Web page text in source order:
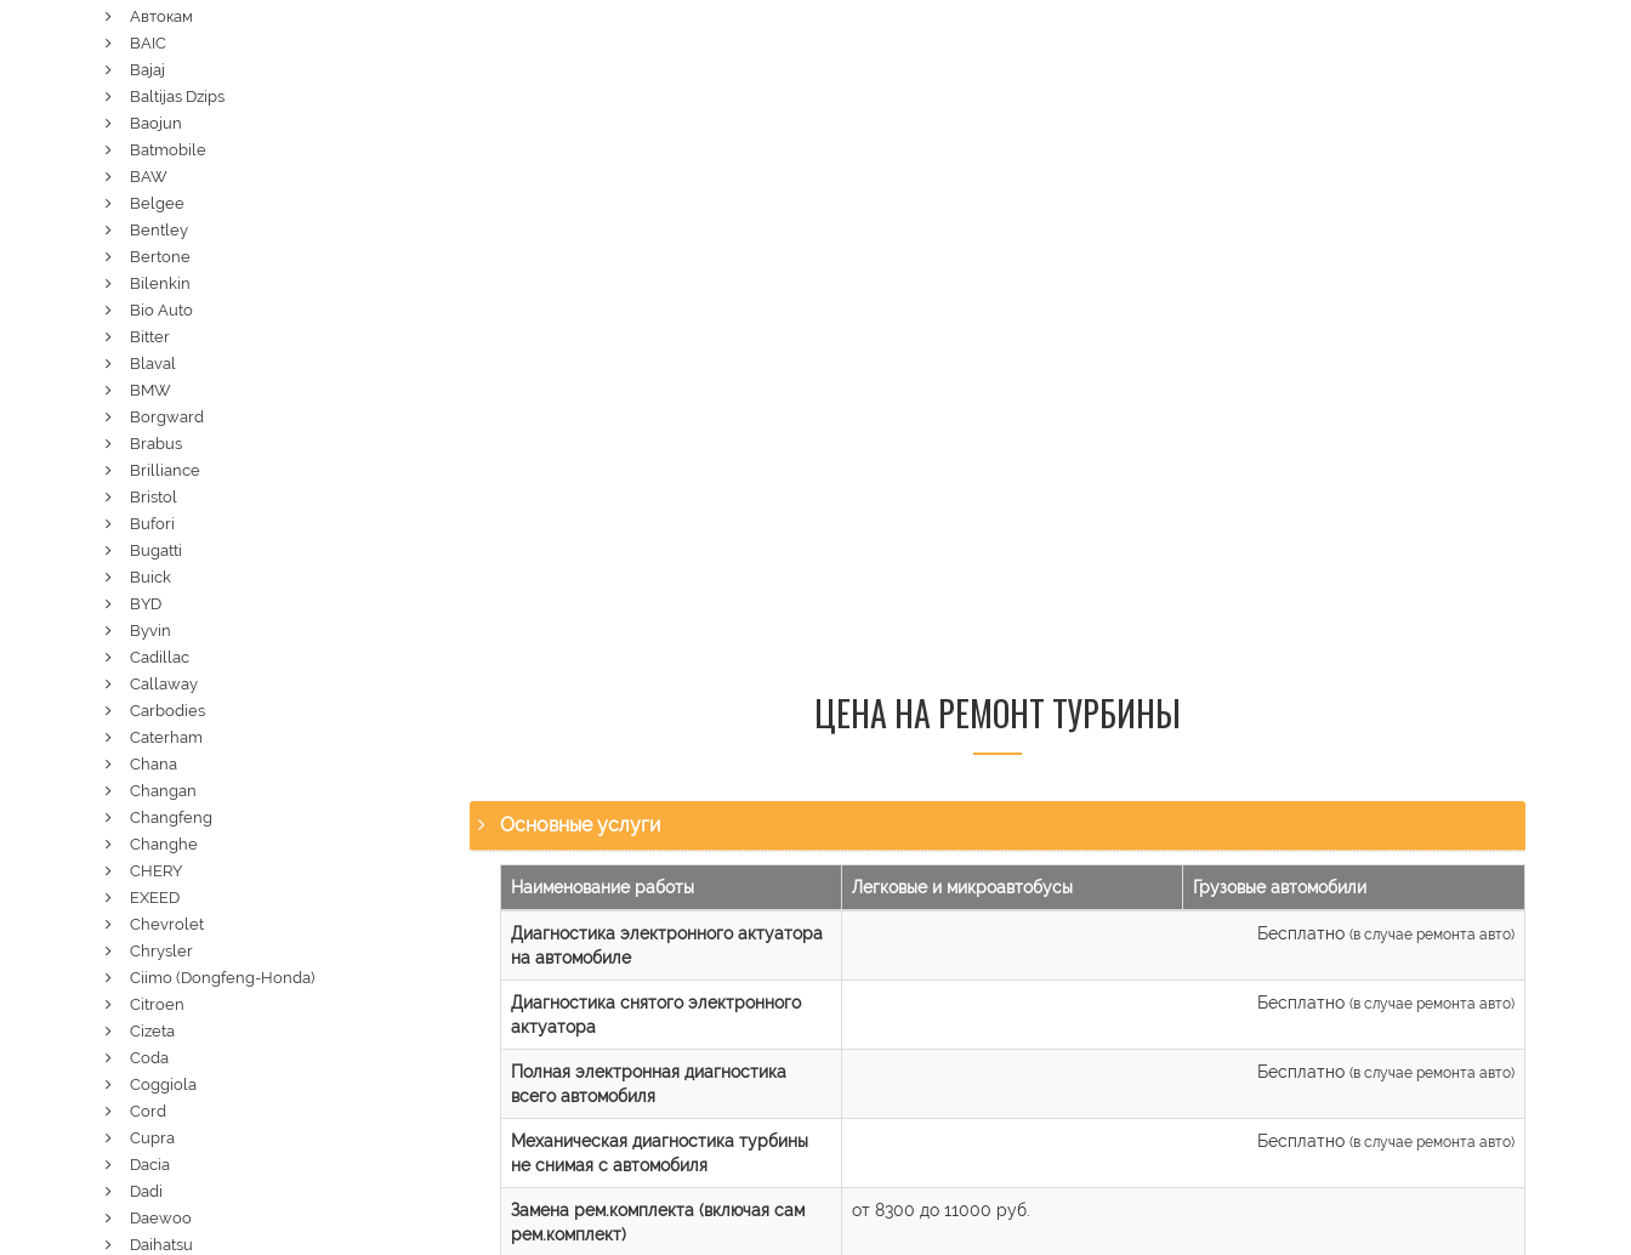
ЦЕНА НА РЕМОНТ ТУРБИНЫ
Основные услуги
Наименование работы Легковые и микроавтобусы Грузовые автомобили
Диагностика электронного актуатора
на автомобиле
Бесплатно (в случае ремонта авто)
Диагностика снятого электронного
актуатора
Бесплатно (в случае ремонта авто)
Полная электронная диагностика
всего автомобиля
Бесплатно (в случае ремонта авто)
Механическая диагностика турбины
не снимая с автомобиля
Бесплатно (в случае ремонта авто)
Замена рем.комплекта (включая сам
рем.комплект)
от 8300 до 11000 руб.
Автокам
BAIC
Bajaj
Baltijas Dzips
Baojun
Batmobile
BAW
Belgee
Bentley
Bertone
Bilenkin
Bio Auto
Bitter
Blaval
BMW
Borgward
Brabus
Brilliance
Bristol
Bufori
Bugatti
Buick
BYD
Byvin
Cadillac
Callaway
Carbodies
Caterham
Chana
Changan
Changfeng
Changhe
CHERY
EXEED
Chevrolet
Chrysler
Ciimo (Dongfeng-Honda)
Citroen
Cizeta
Coda
Coggiola
Cord
Cupra
Dacia
Dadi
Daewoo
Daihatsu